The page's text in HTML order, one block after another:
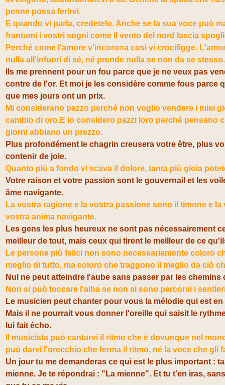
penne possa ferirvi.
E quando vi parla, credetelo. Anche se la sua voce può
frantumi i vostri sogni come il vento del nord lascia
Perché come l'amore v'incorona così vi crocifigge.
nulla all'infuori di sé, né prende nulla se non da se stesso.
Ils me prennent pour un fou parce que je ne veux pas
contre de l'or. Et moi je les considère comme fous parce
que mes jours ont un prix.
Mi considerano pazzo perché non voglio vendere i miei
cambio di oro.E io considero pazzi loro perché pensano
giorni abbiano un prezzo.
Plus profondément le chagrin creusera votre être, plus
contenir de joie.
Quanto più a fondo vi scava il dolore, tanta più gioia
Votre raison et votre passion sont le gouvernail et les
âme navigante.
La vostra ragione e la vostra passione sono il timone e la
vostra anima navigante.
Les gens les plus heureux ne sont pas nécessairement
meilleur de tout, mais ceux qui tirent le meilleur de ce
Le persone più felici non sono necessariamente coloro
meglio di tutto, ma coloro che traggono il meglio da ciò
Nul ne peut atteindre l'aube sans passer par les chemins
Non si può toccare l'alba se non si sono percorsi i
Le musicien peut chanter pour vous la mélodie qui est
Mais il ne pourrait vous donner l'oreille qui saisit le
lui fait écho.
Il musicista può cantarvi il ritmo che è dovunque nel
può darvi l'orecchio che ferma il ritmo, né la voce che gli
Un jour tu me demanderas ce qui est le plus important :
mienne. Je te répondrai : "La mienne". Et tu t'en iras,